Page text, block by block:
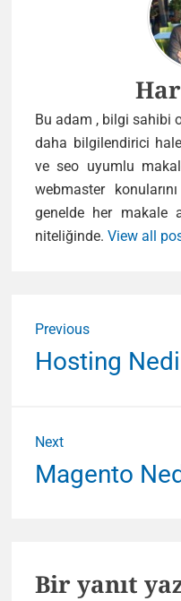
Bu adam , bilgi sahibi
daha bilgilendirici
ve seo uyumlu
webmaster
genelde her makale
niteliğinde. View all
gezinmesi
Previous
Previous
post:
Hosting
Next
Next
post:
Magento
Bir yanıt